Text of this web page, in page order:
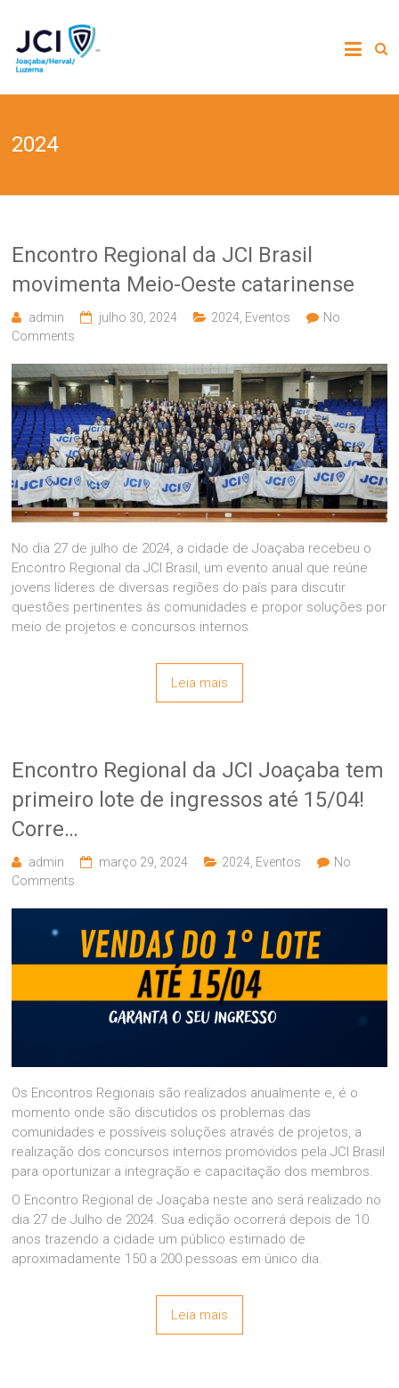
2024
Encontro Regional da JCI Brasil
movimenta Meio-Oeste catarinense
admin julho 30, 2024 2024 Eventos
No
Comments
No dia 27 de julho de 2024, a cidade de Joaçaba recebeu o
Encontro Regional da JCI Brasil, um evento anual que reúne
jovens líderes de diversas regiões do país para discutir
questões pertinentes às comunidades e propor soluções por
meio de projetos e concursos internos.
Leia mais
Encontro Regional da JCI Joaçaba tem
primeiro lote de ingressos até 15/04!
Corre…
admin março 29, 2024 2024 Eventos
No
Comments
Os Encontros Regionais são realizados anualmente e, é o
momento onde são discutidos os problemas das
comunidades e possíveis soluções através de projetos, a
realização dos concursos internos promovidos pela JCI Brasil
para oportunizar a integração e capacitação dos membros.
O Encontro Regional de Joaçaba neste ano será realizado no
dia 27 de Julho de 2024. Sua edição ocorrerá depois de 10
anos trazendo a cidade um público estimado de
aproximadamente 150 a 200 pessoas em único dia.
Leia mais